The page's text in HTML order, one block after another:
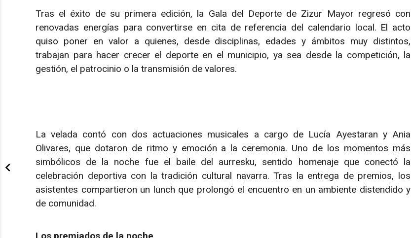
Tras el éxito de su primera edición, la Gala del Deporte de Zizur Mayor regresó con
renovadas energías para convertirse en cita de referencia del calendario local. El acto
quiso poner en valor a quienes, desde disciplinas, edades y ámbitos muy distintos,
trabajan para hacer crecer el deporte en el municipio, ya sea desde la competición, la
gestión, el patrocinio o la transmisión de valores.
La velada contó con dos actuaciones musicales a cargo de Lucía Ayestaran y Ania
Olivares, que dotaron de ritmo y emoción a la ceremonia. Uno de los momentos más
simbólicos de la noche fue el baile del aurresku, sentido homenaje que conectó la
celebración deportiva con la tradición cultural navarra. Tras la entrega de premios, los
asistentes compartieron un lunch que prolongó el encuentro en un ambiente distendido y
de comunidad.